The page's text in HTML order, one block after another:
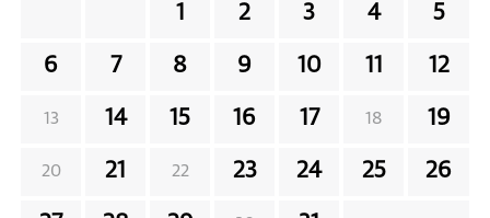
1 2 3 4 5
6 7 8 9 10 11 12
13 14 15 16 17 18 19
20 21 22 23 24 25 26